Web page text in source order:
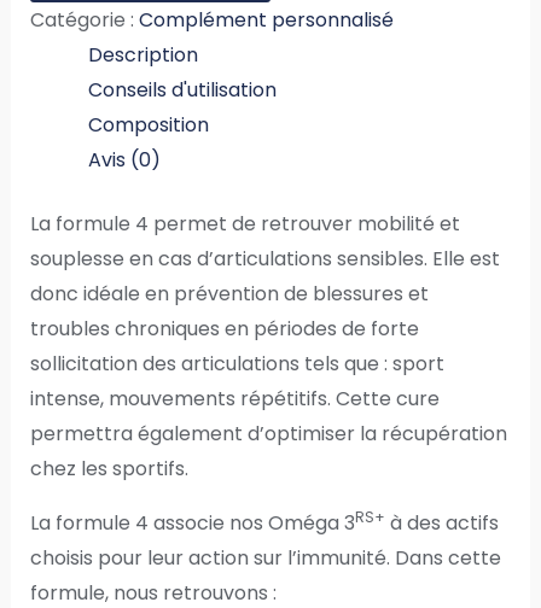
Catégorie : Complément personnalisé
Description
Conseils d'utilisation
Composition
Avis (0)
La formule 4 permet de retrouver mobilité et
souplesse en cas d’articulations sensibles. Elle est
donc idéale en prévention de blessures et
troubles chroniques en périodes de forte
sollicitation des articulations tels que : sport
intense, mouvements répétitifs. Cette cure
permettra également d’optimiser la récupération
chez les sportifs.
La formule 4 associe nos Oméga 3RS+ à des actifs
choisis pour leur action sur l’immunité. Dans cette
formule, nous retrouvons :